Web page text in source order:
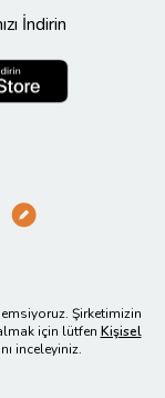
İndirin
Şirketimizin
için lütfen Kişisel
inceleyiniz.